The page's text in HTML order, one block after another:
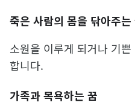
죽은 사람의 몸을 닦아주는
소원을 이루게 되거나 기
합니다.
가족과 목욕하는 꿈